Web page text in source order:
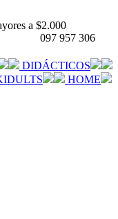
a $2.000
097 957 306
DIDÁCTICOS
HOME